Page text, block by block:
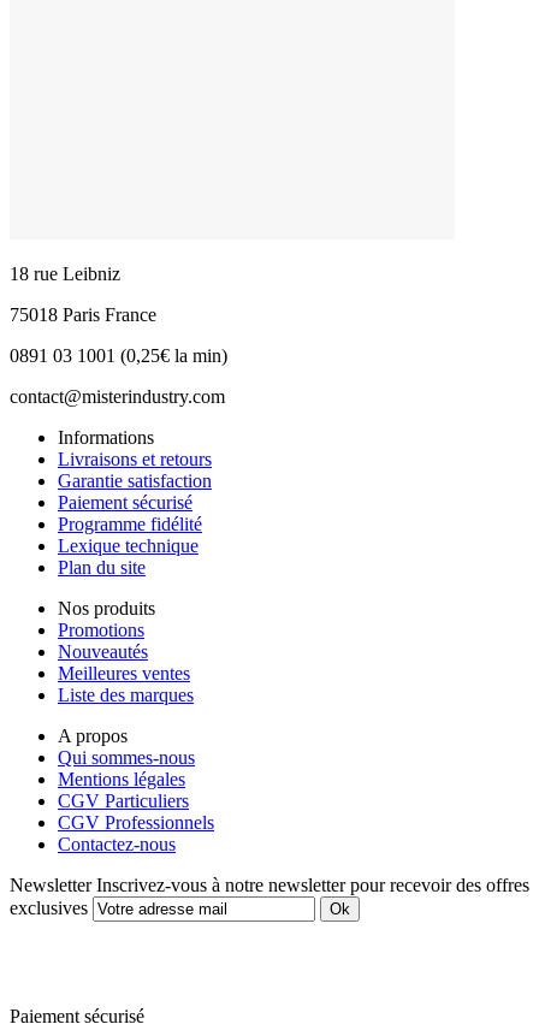
18 rue Leibniz
75018 Paris France
0891 03 1001 (0,25€ la min)
contact@misterindustry.com
Informations
Livraisons et retours
Garantie satisfaction
Paiement sécurisé
Programme fidélité
Lexique technique
Plan du site
Nos produits
Promotions
Nouveautés
Meilleures ventes
Liste des marques
A propos
Qui sommes-nous
Mentions légales
CGV Particuliers
CGV Professionnels
Contactez-nous
Newsletter Inscrivez-vous à notre newsletter pour recevoir des offres
exclusives
Paiement sécurisé